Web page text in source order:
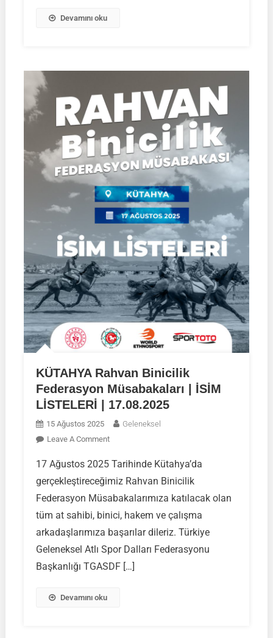
Devamını oku
KÜTAHYA Rahvan Binicilik
Federasyon Müsabakaları | İSİM
LİSTELERİ | 17.08.2025
15 Ağustos 2025
Geleneksel
Leave A CommentOn
Rahvan
Binicilik
Federasyon
İSİM
LİSTELERİ
|
17 Ağustos 2025 Tarihinde Kütahya’da
gerçekleştireceğimiz Rahvan Binicilik
Federasyon Müsabakalarımıza katılacak olan
tüm at sahibi, binici, hakem ve çalışma
arkadaşlarımıza başarılar dileriz. Türkiye
Geleneksel Atlı Spor Dalları Federasyonu
Başkanlığı TGASDF […]
Devamını oku